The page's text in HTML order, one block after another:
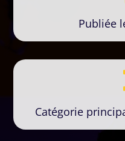
Publiée
Catégorie